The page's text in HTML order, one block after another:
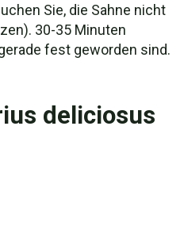
Sie, die Sahne nicht
30-35 Minuten
fest geworden sind.
deliciosus